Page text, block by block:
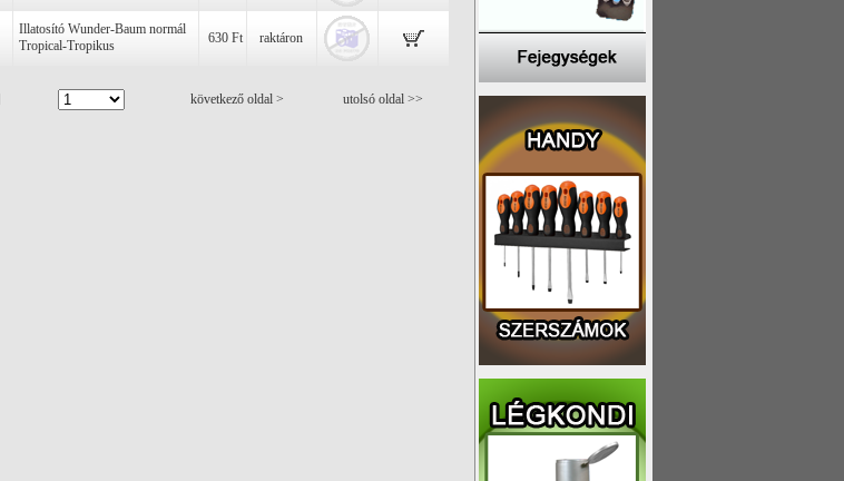
Illatosító Wunder-Baum normál
Tropical-Tropikus
630 Ft raktáron
következő oldal > utolsó oldal >>